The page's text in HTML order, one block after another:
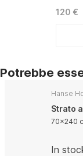
120 €
Potrebbe
Hanse
Strato
70x240
In